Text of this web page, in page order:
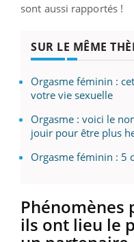
sont aussi rapportés !
SUR LE MÊME
Orgasme féminin :
votre vie sexuelle
Orgasme : voici le
jouir pour être plus
Orgasme féminin : 5
Phénomènes
ils ont lieu le